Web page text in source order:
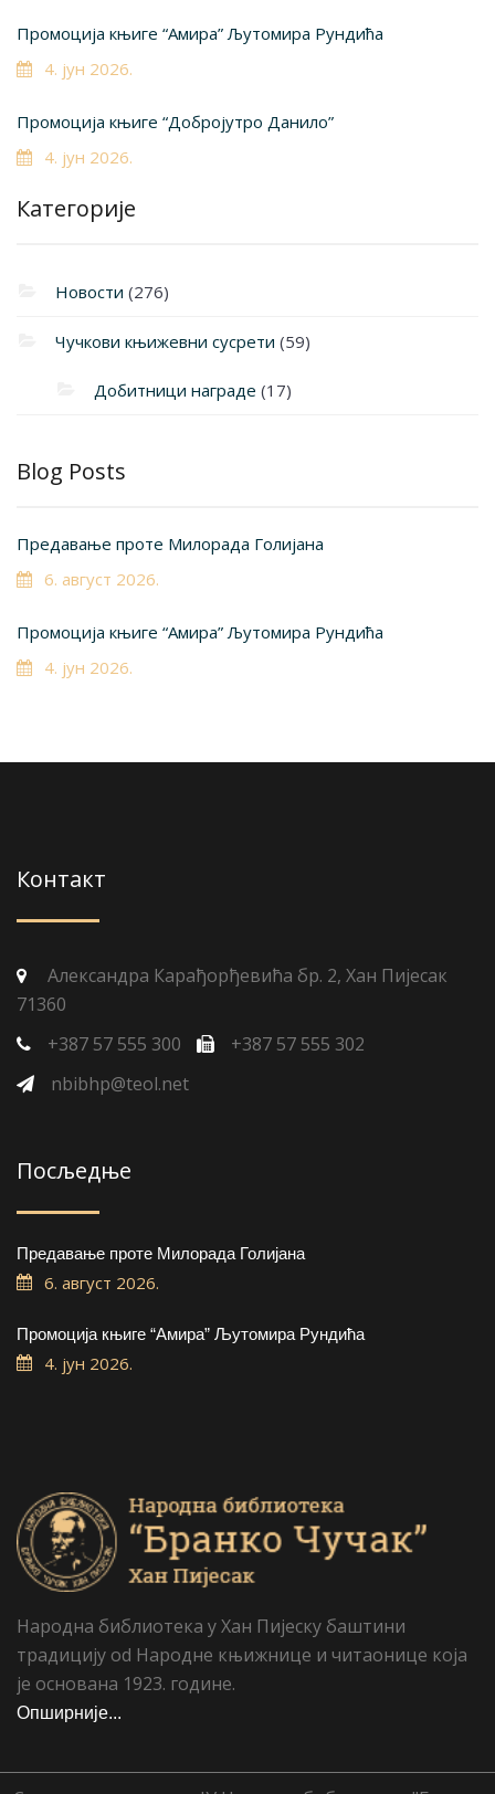
Промоција књиге “Амира” Љутомира Рундића
4. јун 2026.
Промоција књиге “Добројутро Данило”
4. јун 2026.
Категорије
Новости (276)
Чучкови књижевни сусрети (59)
Добитници награде (17)
Blog Posts
Предавање проте Милорада Голијана
6. август 2026.
Промоција књиге “Амира” Љутомира Рундића
4. јун 2026.
Контакт
Александра Карађорђевића бр. 2, Хан Пијесак
71360
+387 57 555 300
+387 57 555 302
nbibhp@teol.net
Посљедње
Предавање проте Милорада Голијана
6. август 2026.
Промоција књиге “Амира” Љутомира Рундића
4. јун 2026.
Народна библиотека у Хан Пијеску баштини
традицију od Народне књижнице и читаонице која
је основана 1923. године.
Опширније...